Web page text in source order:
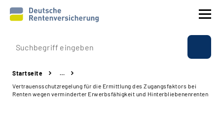
Prävention
Reha
Startseite
…
Vertrauensschutzregelung für die Ermittlung des Zugangsfaktors bei
Renten wegen verminderter Erwerbsfähigkeit und Hinterbliebenenrenten